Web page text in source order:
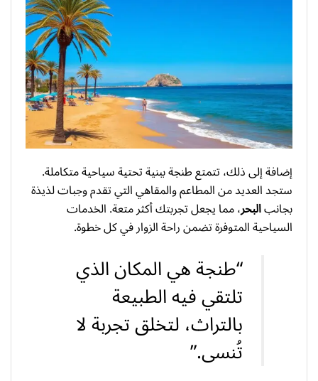
إضافة إلى ذلك، تتمتع طنجة ببنية تحتية سياحية متكاملة.
ستجد العديد من المطاعم والمقاهي التي تقدم وجبات لذيذة
بجانبالبحر، مما يجعل تجربتك أكثر متعة. الخدمات
السياحية المتوفرة تضمن راحة الزوار في كل خطوة.
“طنجة هي المكان الذي
تلتقي فيه الطبيعة
بالتراث، لتخلق تجربة لا
تُنسى.”